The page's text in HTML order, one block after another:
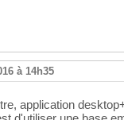
à 14h35
application